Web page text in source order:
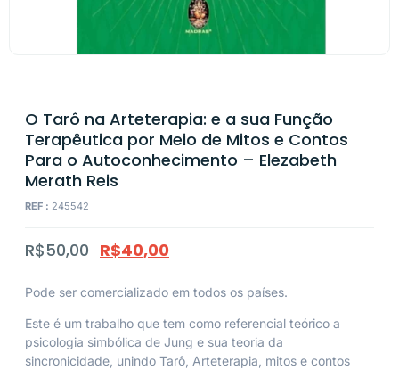
O Tarô na Arteterapia: e a sua Função
Terapêutica por Meio de Mitos e Contos
Para o Autoconhecimento – Elezabeth
Merath Reis
REF : 245542
R$50,00 R$40,00
Pode ser comercializado em todos os países.
Este é um trabalho que tem como referencial teórico a
psicologia simbólica de Jung e sua teoria da
sincronicidade, unindo Tarô, Arteterapia, mitos e contos